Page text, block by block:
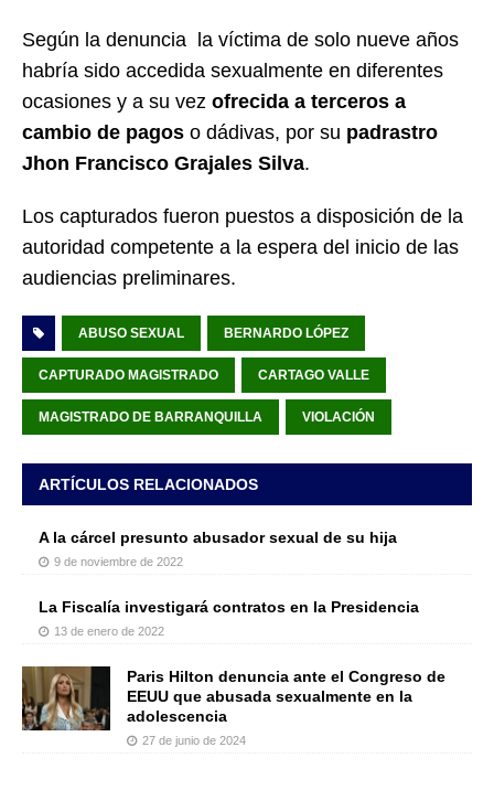
Según la denuncia la víctima de solo nueve años
habría sido accedida sexualmente en diferentes
ocasiones y a su vez ofrecida a terceros a
cambio de pagos o dádivas, por su padrastro
Jhon Francisco Grajales Silva.
Los capturados fueron puestos a disposición de la
autoridad competente a la espera del inicio de las
audiencias preliminares.
ABUSO SEXUAL BERNARDO LÓPEZ
CAPTURADO MAGISTRADO CARTAGO VALLE
MAGISTRADO DE BARRANQUILLA VIOLACIÓN
ARTÍCULOS RELACIONADOS
A la cárcel presunto abusador sexual de su hija
9 de noviembre de 2022
La Fiscalía investigará contratos en la Presidencia
13 de enero de 2022
Paris Hilton denuncia ante el Congreso de
EEUU que abusada sexualmente en la
adolescencia
27 de junio de 2024